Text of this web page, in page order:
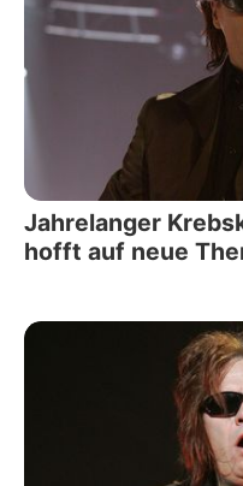
Jahrelanger
hofft auf neue